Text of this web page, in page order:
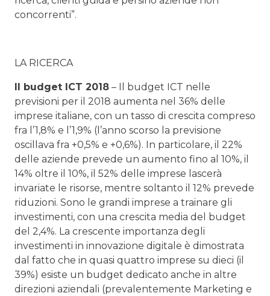
concorrenti”.
LA RICERCA
Il budget ICT 2018 – Il budget ICT nelle
previsioni per il 2018 aumenta nel 36% delle
imprese italiane, con un tasso di crescita compreso
fra l’1,8% e l’1,9% (l’anno scorso la previsione
oscillava fra +0,5% e +0,6%). In particolare, il 22%
delle aziende prevede un aumento fino al 10%, il
14% oltre il 10%, il 52% delle imprese lascerà
invariate le risorse, mentre soltanto il 12% prevede
riduzioni. Sono le grandi imprese a trainare gli
investimenti, con una crescita media del budget
del 2,4%. La crescente importanza degli
investimenti in innovazione digitale è dimostrata
dal fatto che in quasi quattro imprese su dieci (il
39%) esiste un budget dedicato anche in altre
direzioni aziendali (prevalentemente Marketing e